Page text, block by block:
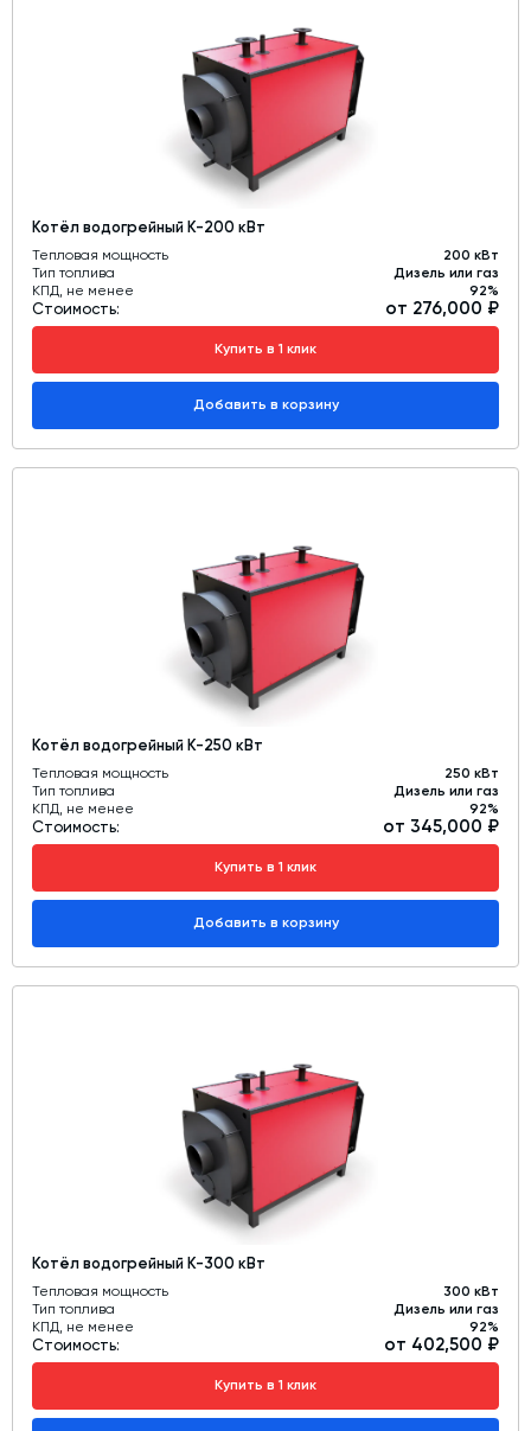
Котёл водогрейный К-200 кВт
Тепловая мощность
200 кВт
Тип топлива
Дизель или газ
КПД, не менее
92%
Стоимость: от 276,000 ₽
Купить в 1 клик
Добавить в корзину
Котёл водогрейный К-250 кВт
Тепловая мощность
250 кВт
Тип топлива
Дизель или газ
КПД, не менее
92%
Стоимость: от 345,000 ₽
Купить в 1 клик
Добавить в корзину
Котёл водогрейный К-300 кВт
Тепловая мощность
300 кВт
Тип топлива
Дизель или газ
КПД, не менее
92%
Стоимость: от 402,500 ₽
Купить в 1 клик